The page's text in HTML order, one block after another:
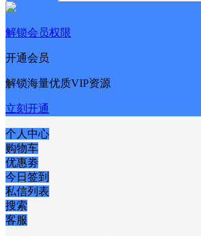
解锁会员权限
开通会员
解锁海量优质VIP资源
立刻开通
个人中心
购物车
优惠劵
今日签到
私信列表
搜索
客服